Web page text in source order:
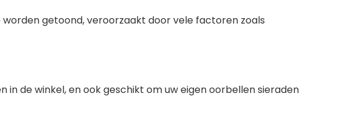
getoond, veroorzaakt door vele factoren zoals
in de winkel, en ook geschikt om uw eigen oorbellen sieraden